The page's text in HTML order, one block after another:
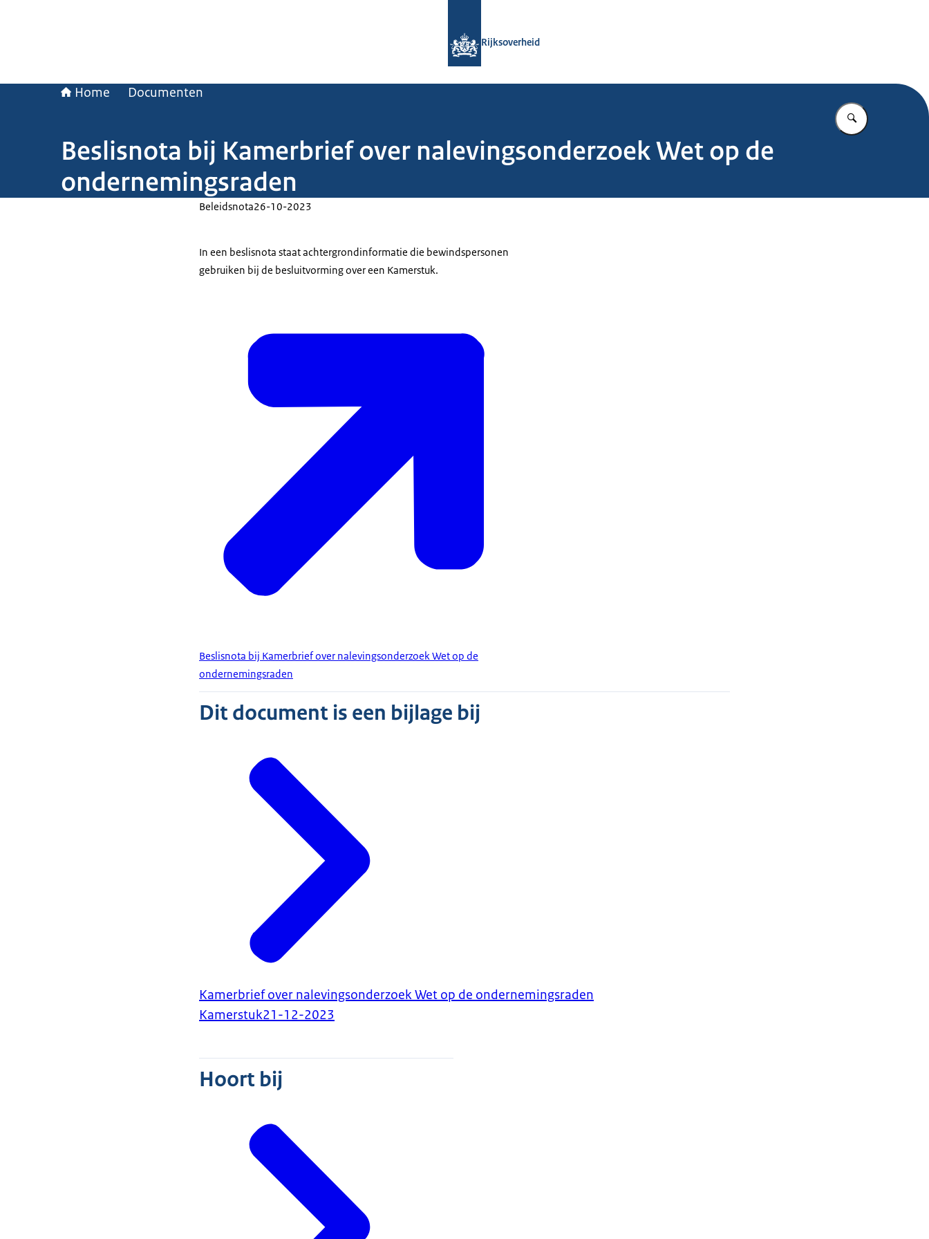
Rijksoverheid
Home Documenten
Vul in wat u
Beslisnota bij Kamerbrief over nalevingsonderzoek Wet op de
ondernemingsraden
Beleidsnota26-10-2023
In een beslisnota staat achtergrondinformatie die bewindspersonen
gebruiken bij de besluitvorming over een Kamerstuk.
Beslisnota bij Kamerbrief over nalevingsonderzoek Wet op de
ondernemingsraden
Dit document is een bijlage bij
Kamerbrief over nalevingsonderzoek Wet op de ondernemingsraden
Kamerstuk21-12-2023
Hoort bij